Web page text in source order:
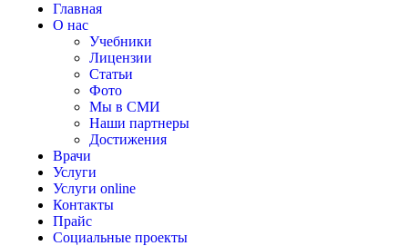
Главная
О нас
Учебники
Лицензии
Статьи
Фото
Мы в СМИ
Наши партнеры
Достижения
Врачи
Услуги
Услуги online
Контакты
Прайс
Социальные проекты